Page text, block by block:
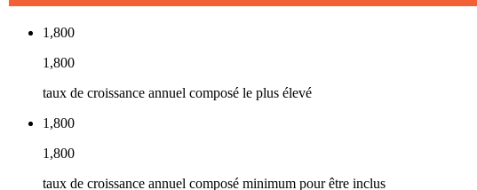
1,800
1,800
taux de croissance annuel composé le plus élevé
1,800
1,800
taux de croissance annuel composé minimum pour être inclus